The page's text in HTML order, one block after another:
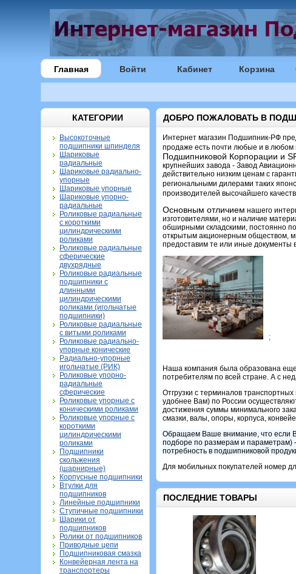
Главная Войти Кабинет Корзина
КАТЕГОРИИ
Высокоточные
подшипники шпинделя
Шариковые
радиальные
Шариковые радиально-
упорные
Шариковые упорные
Шариковые упорно-
радиальные
Роликовые радиальные
с короткими
цилиндрическими
роликами
Роликовые радиальные
сферические
двухрядные
Роликовые радиальные
подшипники с
длинными
цилиндрическими
роликами (игольчатые
подшипники)
Роликовые радиальные
с витыми роликами
Роликовые радиально-
упорные конические
Радиально-упорные
игольчатые (РИК)
Роликовые упорно-
радиальные
сферические
Роликовые упорные с
коническими роликами
Роликовые упорные с
короткими
цилиндрическими
роликами
Подшипники
скольжения
(шарнирные)
Корпусные подшипники
Втулки для
подшипников
Линейные подшипники
Ступичные подшипники
Шарики от
подшипников
Ролики от подшипников
Приводные цепи
Подшипниковая смазка
Конвейерная лента на
транспортеры
ДОБРО ПОЖАЛОВАТЬ В
Интернет магазин Подшипник-РФ
продаже есть почти любые и в
Подшипниковой Корпорации и
крупнейших завода - Завод
действительно низким ценам с
региональными дилерами таких
производителей высочайшего
Основным отличием нашего
изготовителями, но и наличие
обширными складскими, постоянно
открытым акционерным обществом,
предоставим те или иные документы
;
Наша компания была образована
потребителям по всей стране. А с
Отгрузки с терминалов
удобнее Вам) по России
достижения суммы минимального
смазки, валы, опоры, корпуса,
Обращаем Ваше внимание, что если
подборе по размерам и параметрам)
потребность в подшипниковой
Для мобильных покупателей номер
ПОСЛЕДНИЕ ТОВАРЫ